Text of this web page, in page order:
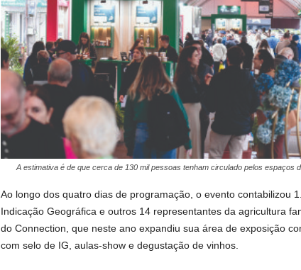
A estimativa é de que cerca de 130 mil pessoas tenham circulado pelos espaços
Ao longo dos quatro dias de programação, o evento contabilizou
Indicação Geográfica e outros 14 representantes da agricultura
do Connection, que neste ano expandiu sua área de exposição
com selo de IG, aulas-show e degustação de vinhos.